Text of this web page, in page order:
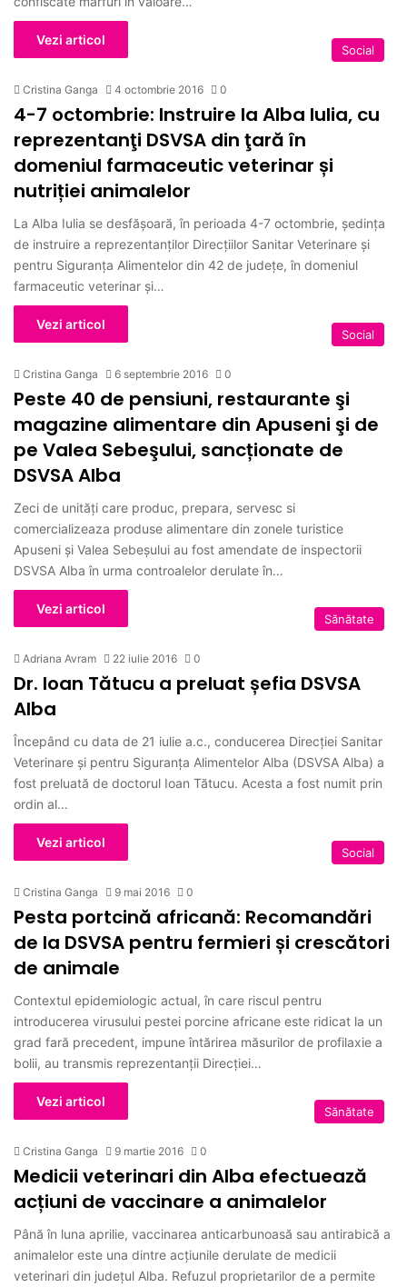
Vezi articol
Social
Cristina Ganga 4 octombrie 2016 0
4-7 octombrie: Instruire la Alba Iulia, cu
reprezentanţi DSVSA din ţară în
domeniul farmaceutic veterinar și
nutriției animalelor
La Alba Iulia se desfăşoară, în perioada 4-7 octombrie, ședința
de instruire a reprezentanților Direcțiilor Sanitar Veterinare și
pentru Siguranța Alimentelor din 42 de județe, în domeniul
farmaceutic veterinar și…
Vezi articol
Social
Cristina Ganga 6 septembrie 2016 0
Peste 40 de pensiuni, restaurante şi
magazine alimentare din Apuseni şi de
pe Valea Sebeşului, sancționate de
DSVSA Alba
Zeci de unităţi care produc, prepara, servesc si
comercializeaza produse alimentare din zonele turistice
Apuseni şi Valea Sebeşului au fost amendate de inspectorii
DSVSA Alba în urma controalelor derulate în…
Vezi articol
Sănătate
Adriana Avram 22 iulie 2016 0
Dr. Ioan Tătucu a preluat șefia DSVSA
Alba
Începând cu data de 21 iulie a.c., conducerea Direcției Sanitar
Veterinare şi pentru Siguranţa Alimentelor Alba (DSVSA Alba) a
fost preluată de doctorul Ioan Tătucu. Acesta a fost numit prin
ordin al…
Vezi articol
Social
Cristina Ganga 9 mai 2016 0
Pesta portcină africană: Recomandări
de la DSVSA pentru fermieri și crescători
de animale
Contextul epidemiologic actual, în care riscul pentru
introducerea virusului pestei porcine africane este ridicat la un
grad fară precedent, impune întărirea măsurilor de profilaxie a
bolii, au transmis reprezentanții Direcției…
Vezi articol
Sănătate
Cristina Ganga 9 martie 2016 0
Medicii veterinari din Alba efectuează
acțiuni de vaccinare a animalelor
Până în luna aprilie, vaccinarea anticarbunoasă sau antirabică a
animalelor este una dintre acţiunile derulate de medicii
veterinari din judeţul Alba. Refuzul proprietarilor de a permite